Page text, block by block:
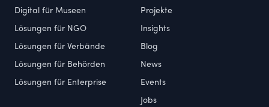
Digital für Museen
Lösungen für NGO
Lösungen für Verbände
Lösungen für Behörden
Lösungen für Enterprise
Projekte
Insights
Blog
News
Events
Jobs